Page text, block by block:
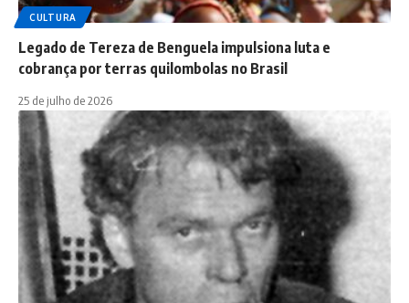
CULTURA
Legado de Tereza de Benguela impulsiona luta e
cobrança por terras quilombolas no Brasil
25 de julho de 2026